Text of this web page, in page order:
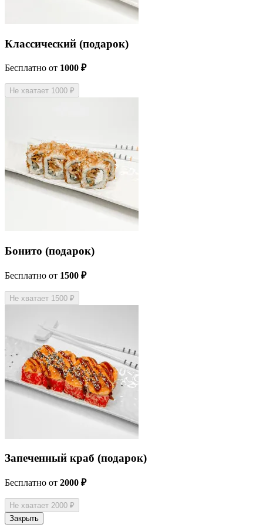
Классический (подарок)
Бесплатно от 1000 ₽
Не хватает 1000 ₽
Бонито (подарок)
Бесплатно от 1500 ₽
Не хватает 1500 ₽
Запеченный краб (подарок)
Бесплатно от 2000 ₽
Не хватает 2000 ₽
Закрыть